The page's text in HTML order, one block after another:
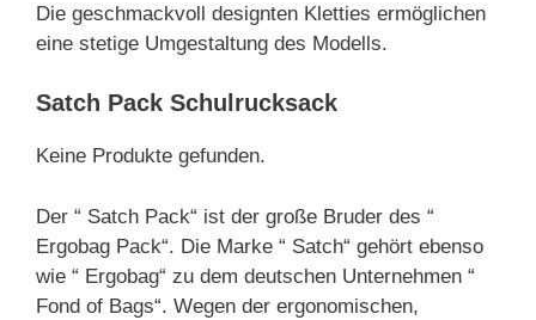
Die geschmackvoll designten Kletties ermöglichen
eine stetige Umgestaltung des Modells.
Satch Pack Schulrucksack
Keine Produkte gefunden.
Der “ Satch Pack“ ist der große Bruder des “
Ergobag Pack“. Die Marke “ Satch“ gehört ebenso
wie “ Ergobag“ zu dem deutschen Unternehmen “
Fond of Bags“. Wegen der ergonomischen,